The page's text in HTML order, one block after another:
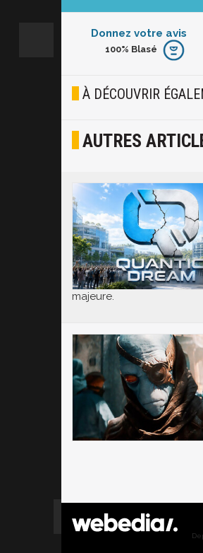
Donnez votre avis
Furieux
Joyeux
100% Blasé
À DÉCOUVRIR
AUTRES
majeure.